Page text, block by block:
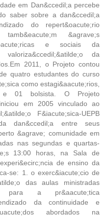
em Dan&ccedil;a percebe
saber sobre a dan&ccedil;a
do repert&oacute;rio
tamb&eacute;m &agrave;s
e sociais da
da
2011, o Projeto contou
quatro estudantes do curso
como estagi&aacute;rios,
e 01 bolsista. O Projeto
em 2005 vinculado ao
F&iacute;sica-UEPB
dan&ccedil;a entre seus
&agrave; comunidade em
nas segundas e quartas-
13:00 horas, na Sala de
de ensino da
se: 1. o exerc&iacute;cio de
das aulas ministradas
para a pr&aacute;tica
da continuidade e
abordados na